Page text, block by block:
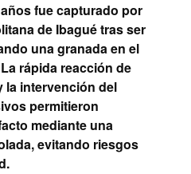
fue capturado por
de Ibagué tras ser
una granada en el
rápida reacción de
la intervención del
permitieron
mediante una
evitando riesgos